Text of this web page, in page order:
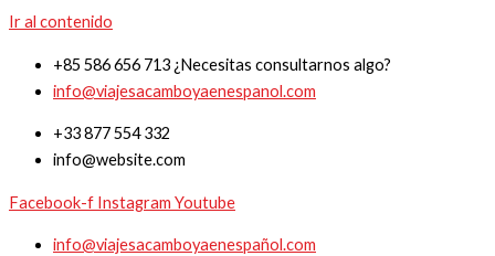
Ir al contenido
+85 586 656 713 ¿Necesitas consultarnos algo?
info@viajesacamboyaenespanol.com
+33 877 554 332
info@website.com
Facebook-f Instagram Youtube
info@viajesacamboyaenespañol.com